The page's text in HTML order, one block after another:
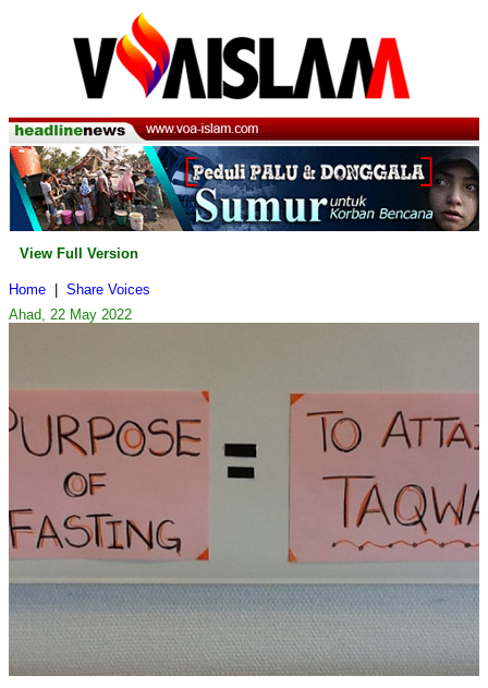
View Full Version
Home
Share Voices
Ahad, 22 May 2022